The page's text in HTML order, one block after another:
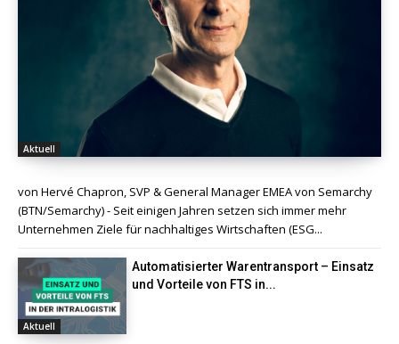
Aktuell
von Hervé Chapron, SVP & General Manager EMEA von Semarchy
(BTN/Semarchy) - Seit einigen Jahren setzen sich immer mehr
Unternehmen Ziele für nachhaltiges Wirtschaften (ESG...
Aktuell
Automatisierter Warentransport – Einsatz
und Vorteile von FTS in...